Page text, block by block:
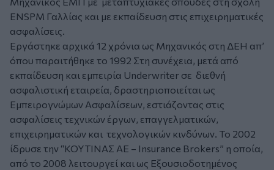
ENSPM Γαλλίας και με εκπαίδευση στις επιχειρηματικές
ασφαλίσεις.
Εργάστηκε αρχικά 12 χρόνια ως Μηχανικός στη ΔΕΗ απ’
όπου παραιτήθηκε το 1992 Στη συνέχεια, μετά από
εκπαίδευση και εμπειρία Underwriter σε διεθνή
ασφαλιστική εταιρεία, δραστηριοποιείται ως
Εμπειρογνώμων Ασφαλίσεων, εστιάζοντας στις
ασφαλίσεις τεχνικών έργων, επαγγελματικών,
επιχειρηματικών και τεχνολογικών κινδύνων. Το 2002
ίδρυσε την “ΚΟΥΤΙΝΑΣ ΑΕ – Insurance Brokers” η οποία,
από το 2008 λειτουργεί και ως Εξουσιοδοτημένος